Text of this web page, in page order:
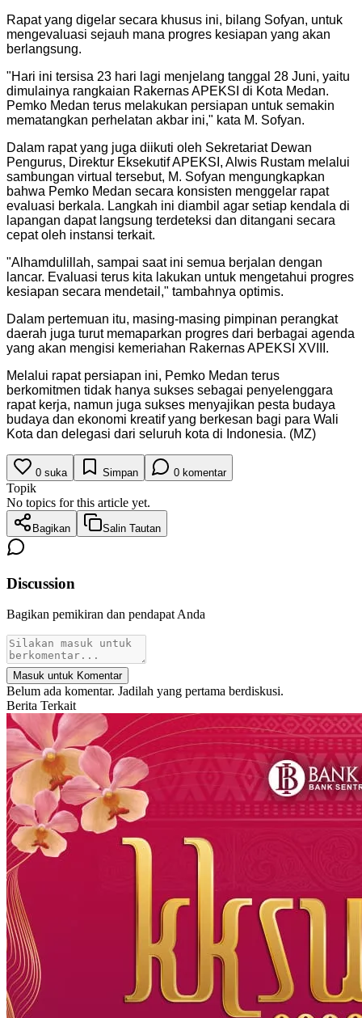
Rapat yang digelar secara khusus ini, bilang Sofyan, untuk
mengevaluasi sejauh mana progres kesiapan yang akan
berlangsung.
"Hari ini tersisa 23 hari lagi menjelang tanggal 28 Juni, yaitu
dimulainya rangkaian Rakernas APEKSI di Kota Medan.
Pemko Medan terus melakukan persiapan untuk semakin
mematangkan perhelatan akbar ini," kata M. Sofyan.
Dalam rapat yang juga diikuti oleh Sekretariat Dewan
Pengurus, Direktur Eksekutif APEKSI, Alwis Rustam melalui
sambungan virtual tersebut, M. Sofyan mengungkapkan
bahwa Pemko Medan secara konsisten menggelar rapat
evaluasi berkala. Langkah ini diambil agar setiap kendala di
lapangan dapat langsung terdeteksi dan ditangani secara
cepat oleh instansi terkait.
"Alhamdulillah, sampai saat ini semua berjalan dengan
lancar. Evaluasi terus kita lakukan untuk mengetahui progres
kesiapan secara mendetail," tambahnya optimis.
Dalam pertemuan itu, masing-masing pimpinan perangkat
daerah juga turut memaparkan progres dari berbagai agenda
yang akan mengisi kemeriahan Rakernas APEKSI XVIII.
Melalui rapat persiapan ini, Pemko Medan terus
berkomitmen tidak hanya sukses sebagai penyelenggara
rapat kerja, namun juga sukses menyajikan pesta budaya
budaya dan ekonomi kreatif yang berkesan bagi para Wali
Kota dan delegasi dari seluruh kota di Indonesia. (MZ)
0 suka Simpan 0 komentar
Topik
No topics for this article yet.
Bagikan Salin Tautan
Discussion
Bagikan pemikiran dan pendapat Anda
Masuk untuk Komentar
Belum ada komentar. Jadilah yang pertama berdiskusi.
Berita Terkait